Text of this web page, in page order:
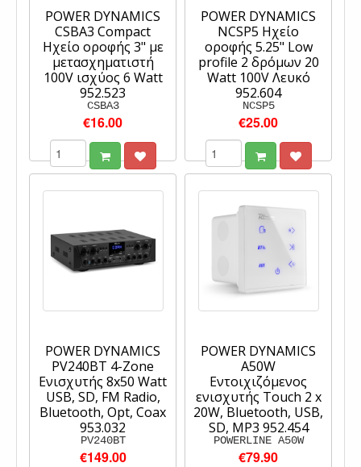
POWER DYNAMICS
CSBA3 Compact
Ηχείο οροφής 3" με
μετασχηματιστή
100V ισχύος 6 Watt
952.523
CSBA3
€16.00
POWER DYNAMICS
NCSP5 Ηχείο
οροφής 5.25" Low
profile 2 δρόμων 20
Watt 100V Λευκό
952.604
NCSP5
€25.00
POWER DYNAMICS
PV240BT 4-Zone
Eνισχυτής 8x50 Watt
USB, SD, FM Radio,
Bluetooth, Opt, Coax
953.032
PV240BT
€149.00
POWER DYNAMICS
A50W
Εντοιχιζόμενος
ενισχυτής Touch 2 x
20W, Bluetooth, USB,
SD, MP3 952.454
POWERLINE A50W
€79.90